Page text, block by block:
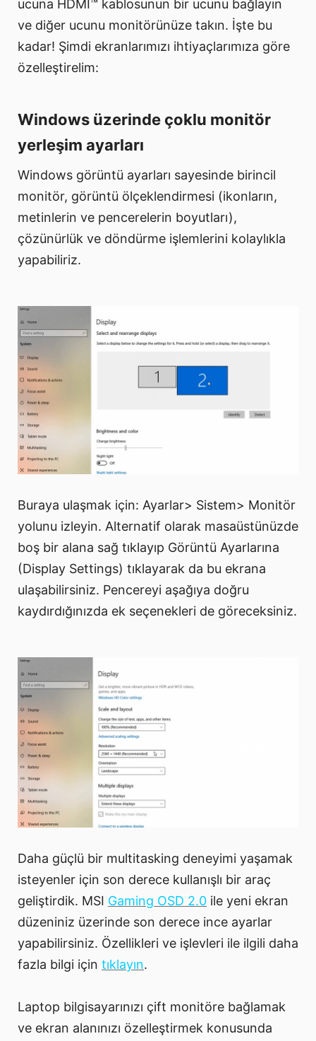
ucuna HDMI™ kablosunun bir ucunu bağlayın
ve diğer ucunu monitörünüze takın. İşte bu
kadar! Şimdi ekranlarımızı ihtiyaçlarımıza göre
özelleştirelim:
Windows üzerinde çoklu monitör
yerleşim ayarları
Windows görüntü ayarları sayesinde birincil
monitör, görüntü ölçeklendirmesi (ikonların,
metinlerin ve pencerelerin boyutları),
çözünürlük ve döndürme işlemlerini kolaylıkla
yapabiliriz.
Buraya ulaşmak için: Ayarlar> Sistem> Monitör
yolunu izleyin. Alternatif olarak masaüstünüzde
boş bir alana sağ tıklayıp Görüntü Ayarlarına
(Display Settings) tıklayarak da bu ekrana
ulaşabilirsiniz. Pencereyi aşağıya doğru
kaydırdığınızda ek seçenekleri de göreceksiniz.
Daha güçlü bir multitasking deneyimi yaşamak
isteyenler için son derece kullanışlı bir araç
geliştirdik. MSI Gaming OSD 2.0 ile yeni ekran
düzeniniz üzerinde son derece ince ayarlar
yapabilirsiniz. Özellikleri ve işlevleri ile ilgili daha
fazla bilgi için tıklayın.
Laptop bilgisayarınızı çift monitöre bağlamak
ve ekran alanınızı özelleştirmek konusunda